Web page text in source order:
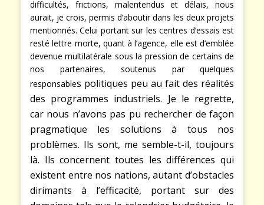
difficultés, frictions, malentendus et délais, nous
aurait, je crois, permis d’aboutir dans les deux projets
mentionnés. Celui portant sur les centres d’essais est
resté lettre morte, quant à l’agence, elle est d’emblée
devenue multilatérale sous la pression de certains de
nos partenaires, soutenus par quelques
responsables politiques peu au fait des réalités
des programmes industriels. Je le regrette,
car nous n’avons pas pu rechercher de façon
pragmatique les solutions à tous nos
problèmes. Ils sont, me semble-t-il, toujours
là. Ils concernent toutes les différences qui
existent entre nos nations, autant d’obstacles
dirimants à l’efficacité, portant sur des